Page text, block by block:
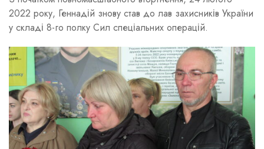
2022 року, Геннадій знову став до лав захисників України
у складі 8-го полку Сил спеціальних операцій.